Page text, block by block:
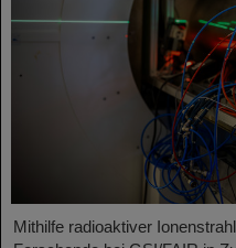
Mithilfe radioaktiver